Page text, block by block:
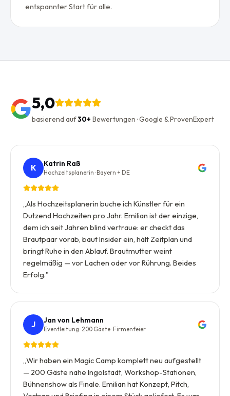
entspannter Start für alle.
5,0
basierend auf30+ Bewertungen · Google & ProvenExpert
K Katrin Raß
Hochzeitsplanerin · Bayern + DE
„Als Hochzeitsplanerin buche ich Künstler für ein
Dutzend Hochzeiten pro Jahr. Emilian ist der einzige,
dem ich seit Jahren blind vertraue: er checkt das
Brautpaar vorab, baut Insider ein, hält Zeitplan und
bringt Ruhe in den Ablauf. Brautmutter weint
regelmäßig — vor Lachen oder vor Rührung. Beides
Erfolg."
J Jan von Lehmann
Eventleitung · 200 Gäste · Firmenfeier
„Wir haben ein Magic Camp komplett neu aufgestellt
— 200 Gäste nahe Ingolstadt, Workshop-Stationen,
Bühnenshow als Finale. Emilian hat Konzept, Pitch,